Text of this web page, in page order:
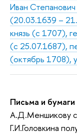
Иван
(20.03.1639 –
князь (с 1707),
(с 25.07.1687),
(октябрь 1708),
Письма и
А.Д.Меншикову
Г.И.Головкина